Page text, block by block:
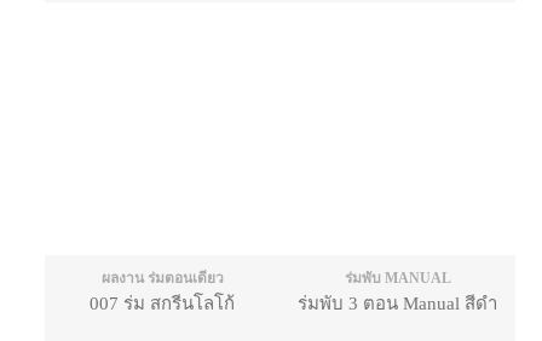
ผลงาน ร่มตอนเดียว
007 ร่ม สกรีนโลโก้
ร่มพับ MANUAL
ร่มพับ 3 ตอน Manual สีดำ